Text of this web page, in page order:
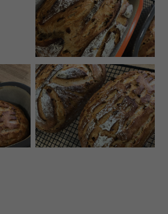
mit Leidenschaft.
vor allem die Produkte von
der Thermomix® TM6.
berate ich Dich gerne zu
Chef.